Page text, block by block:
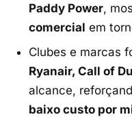
Paddy Power,
comercial em
Clubes e marcas
Ryanair, Call of
alcance,
baixo custo por